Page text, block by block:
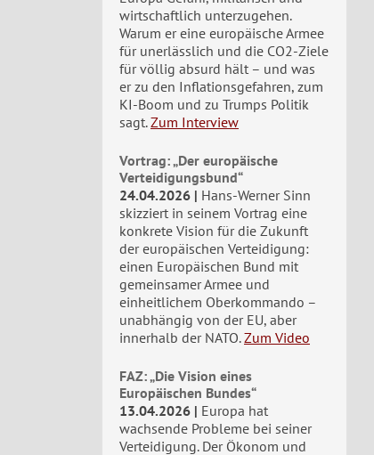
wirtschaftlich unterzugehen.
Warum er eine europäische Armee
für unerlässlich und die CO2-Ziele
für völlig absurd hält – und was
er zu den Inflationsgefahren, zum
KI-Boom und zu Trumps Politik
sagt. Zum Interview
Vortrag: „Der europäische
Verteidigungsbund“
24.04.2026
Hans-Werner Sinn
skizziert in seinem Vortrag eine
konkrete Vision für die Zukunft
der europäischen Verteidigung:
einen Europäischen Bund mit
gemeinsamer Armee und
einheitlichem Oberkommando –
unabhängig von der EU, aber
innerhalb der NATO. Zum Video
FAZ: „Die Vision eines
Europäischen Bundes“
13.04.2026
Europa hat
wachsende Probleme bei seiner
Verteidigung. Der Ökonom und